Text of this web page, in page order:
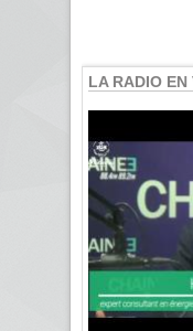
LA RADIO EN